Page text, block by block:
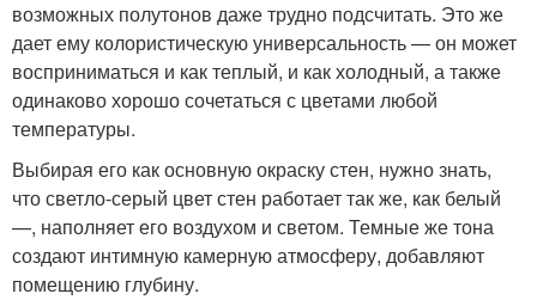
возможных полутонов даже трудно подсчитать. Это же
дает ему колористическую универсальность — он может
восприниматься и как теплый, и как холодный, а также
одинаково хорошо сочетаться с цветами любой
температуры.
Выбирая его как основную окраску стен, нужно знать,
что светло-серый цвет стен работает так же, как белый
—, наполняет его воздухом и светом. Темные же тона
создают интимную камерную атмосферу, добавляют
помещению глубину.